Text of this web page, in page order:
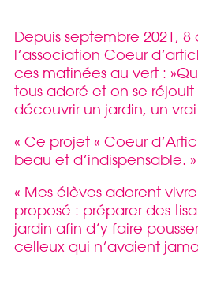
Depuis septembre 2021,
l’association Coeur
ces matinées au vert :
tous adoré et on se
découvrir un jardin, un
« Ce projet « Coeur
beau et d’indispensable. »
« Mes élèves adorent
proposé : préparer des
jardin afin d’y faire
celleux qui n’avaient